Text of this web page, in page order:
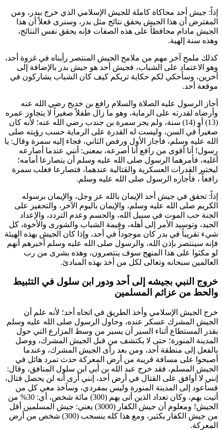
إذاً: جيش أحد محاكاة كاملة للجيش الإسلامي الذي خرج ببدر، ومن
المفترض أن هذا الجيش يحقق نتائج مثل بدر، وسنرى فعلاً أن هذا
الجيش مادام محافظاً على هذه الصفات فإنه يحقق نفس النتائج،
وهذه سنة إلهية.
كذلك ملمح آخر مهم من ملامح الجيش المنتصر رأيناه في غزوة أحد،
وهو الاعتماد على الشباب، فجيش أحد هو جيش بدر بالإضافة إلى
آخرين، وسأحكي لكم حكاية تريكم كيف كان الشباب يشاركون في
موقعة أحد.
أجاز الرسول عليه الصلاة والسلام رافع بن خديج رضي الله عنه
وأرضاه لقدرته على الرماية، وهو ما زال طفلاً صغيراً لا يتجاوز عمره
(13) أو (14) سنة، ولم يجز
سمرة بن جندب رضي الله عنه؛ لأنه كان
صغيراً في السن، وليست له القدرة على الرماية حسب رؤيته صلى
الله عليه وسلم، فأجاز الأول ورفض الثاني، فجاء إليه سمرة وقال: يا
رسول! أنا أقوى من رافع أنا أصرعه، بمعنى: أنني عندما أصارعه
أغلبه، فأمرهما الرسول صلى الله عليه وسلم أن يتصارعا أمامه؛
ليختبر القدرات العسكرية والقتالية عندهما، فتصارعا فغلب سمرة
رافعاً ، فأجازه الرسول صلى الله عليه وسلم.
إذاً: تحقق في جيش أحد الإيمان بالله عز وجل، والإيمان برسوله
الكريم صلى الله عليه وسلم، والإيمان باليوم الآخر، والتحفيز على
الجنة حب الموت في سبيل الله، والحسم وعدم التردد، والإعداد
الجيد، وتوسيد الأمر إلى أهله، وقيمة الشباب والشورى والأخوة، كل
شيء تقريباً في بدر كان موجوداً في أحد، وإذا كان الجيش بهذه الهيئة
فإنه سينتصر بإذن الله، والرسول صلى الله عليه وسلم أخبرهم أنهم
لو مكثوا على هذا المنهج سوف ينتصرون، وهذه بشرى من رب
العالمين سبحانه وتعالى لكل من أخذ بهذه المبادئ.
خروج النبي بجيشه إلى أحد ودور ابن سلول في التثبيط
والحط من عزائم المسلمين
خرج الجيش الإسلامي وأخذ الطريق في اتجاه أحد؛ لأنه علم أن
الجيش المشرك عسكر عنده، وحاول الرسول صلى الله عليه وسلم
بقدر المستطاع أثناء السير أن يسير من وسط المزارع التي حول
المدينة المنورة؛ حتى لا يكتشف من قبل الجيش المشرك، ووصل
بالفعل إلى منطقة أحد، ومن بعد رأى الجيش المشرك، وعندما
أصبحوا على مسافة قريبة من أرض المعركة حدث تمرد هائل في
الجيش المسلم، فقد خرج عبد الله بن أبي ابن سلول المنافق، وقال:
إنني لا أوافق على القتال في أرض أحد، إنني أرى أنه لن يحصل قتال،
فسأعود إلى المدينة المنورة وليس بمفردي، وسآخذ معي كل من
أتيت بهم، وكان تعداد الذين أتى بهم (300) مائة شخص، أي: 30% من
الجيش! ومعلوم أن جيش الكفار (3000) يعني: جيش المسلمين أقل
من جيش الكفار بكثير، ومع هذا كله ينسحب (300) شخص من أرض
المعركة.